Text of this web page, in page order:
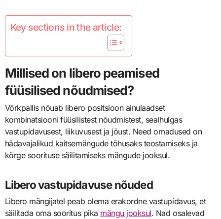
Key sections in the article:
Millised on libero peamised
füüsilised nõudmised?
Võrkpallis nõuab libero positsioon ainulaadset
kombinatsiooni füüsilistest nõudmistest, sealhulgas
vastupidavusest, liikuvusest ja jõust. Need omadused on
hädavajalikud kaitsemängude tõhusaks teostamiseks ja
kõrge soorituse säilitamiseks mängude jooksul.
Libero vastupidavuse nõuded
Libero mängijatel peab olema erakordne vastupidavus, et
säilitada oma sooritus pika mängu jooksul. Nad osalevad